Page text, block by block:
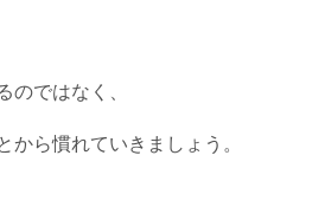
のではなく、
から慣れていきましょう。